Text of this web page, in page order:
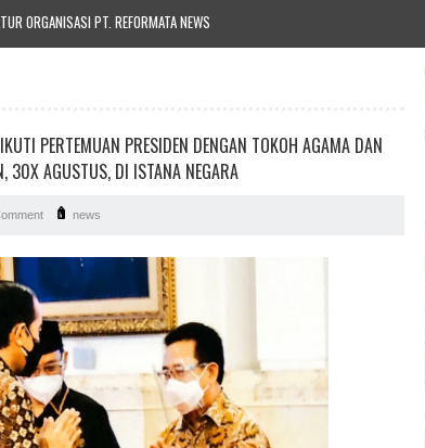
ORGANISASI PT. REFORMATA NEWS
PERTEMUAN PRESIDEN DENGAN TOKOH AGAMA DAN
30X AGUSTUS, DI ISTANA NEGARA
news